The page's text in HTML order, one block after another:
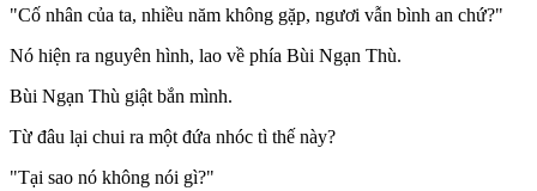
"Cố nhân của ta, nhiều năm không gặp, ngươi vẫn bình an chứ?"
Nó hiện ra nguyên hình, lao về phía Bùi Ngạn Thù.
Bùi Ngạn Thù giật bắn mình.
Từ đâu lại chui ra một đứa nhóc tì thế này?
"Tại sao nó không nói gì?"